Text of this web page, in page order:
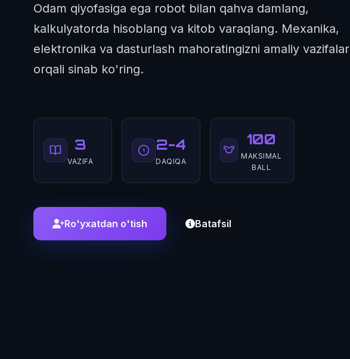
Odam qiyofasiga ega robot bilan qahva damlang,
kalkulyatorda hisoblang va kitob varaqlang. Mexanika,
elektronika va dasturlash mahoratingizni amaliy vazifalar
orqali sinab ko'ring.
3
VAZIFA
2-4
DAQIQA
100
MAKSIMAL
BALL
Ro'yxatdan o'tish Batafsil